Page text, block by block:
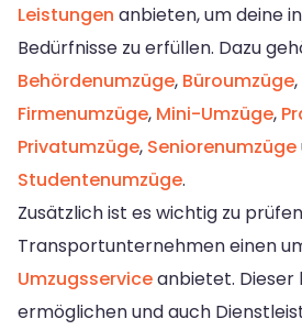
Leistungen anbieten, um deine
Bedürfnisse zu erfüllen. Dazu
Behördenumzüge, Büroumzüge,
Firmenumzüge, Mini-Umzüge,
Privatumzüge, Seniorenumzüge
Studentenumzüge.
Zusätzlich ist es wichtig zu
Transportunternehmen einen
Umzugsserviceanbietet. Dieser
ermöglichen und auch